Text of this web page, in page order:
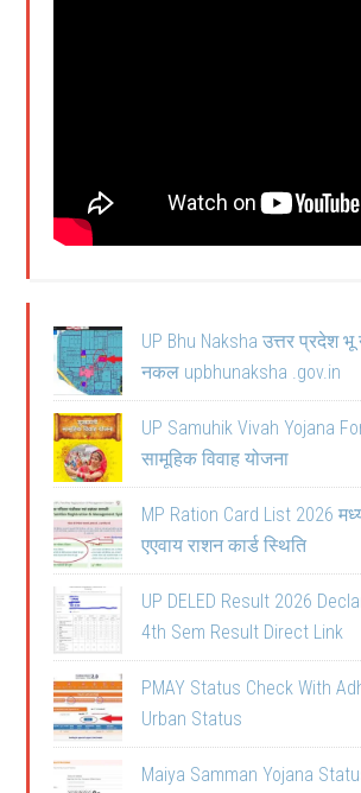
UP Bhu Naksha उत्तर प्रदेश भू
नकल upbhunaksha .gov.in
UP Samuhik Vivah Yojana
सामूहिक विवाह योजना
MP Ration Card List 2026
एएवाय राशन कार्ड स्थिति
UP DELED Result 2026
4th Sem Result Direct Link
PMAY Status Check With
Urban Status
Maiya Samman Yojana